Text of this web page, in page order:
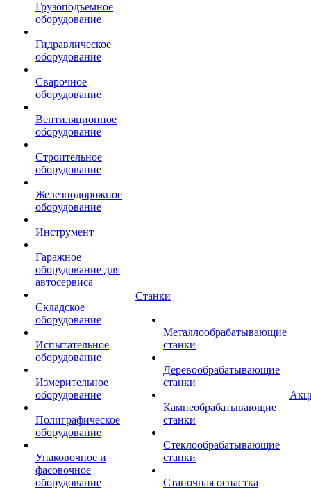
Грузоподъемное
оборудование
Гидравлическое
оборудование
Сварочное
оборудование
Вентиляционное
оборудование
Строительное
оборудование
Железнодорожное
оборудование
Инструмент
Гаражное
оборудование для
автосервиса
Складское
оборудование
Испытательное
оборудование
Измерительное
оборудование
Полиграфическое
оборудование
Упаковочное и
фасовочное
оборудование
Станки
Металлообрабатывающие
станки
Деревообрабатывающие
станки
Камнеобрабатывающие
станки
Стеклообрабатывающие
станки
Станочная оснастка